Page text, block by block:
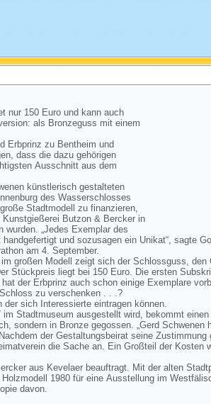
nur 150 Euro und kann auch
als Bronzeguss mit einem
Erbprinz zu Bentheim und
dass die dazu gehörigen
Ausschnitt aus dem
künstlerisch gestalteten
des Wasserschlosses
Stadtmodell zu finanzieren,
Butzon & Bercker in
wurden. „Jedes Exemplar des
und sozusagen ein Unikat“, sagte
am 4. September.
großen Modell zeigt sich der Schlossguss, den
Stückpreis liegt bei 150 Euro. Die ersten
der Erbprinz auch schon einige Exemplare
zu verschenken . . .?
sich Interessierte eintragen können.
Stadtmuseum ausgestellt wird, bekommt
sondern in Bronze gegossen. „Gerd Schwenen
der Gestaltungsbeirat seine Zustimmung
die Sache an. Ein Großteil der Kosten
aus Kevelaer beauftragt. Mit der alten
1980 für eine Ausstellung im
davon.